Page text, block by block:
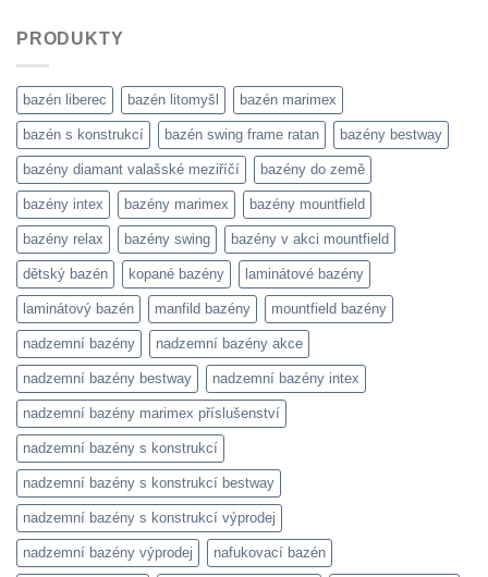
PRODUKTY
bazén liberec bazén litomyšl bazén marimex
bazén s konstrukcí bazén swing frame ratan bazény bestway
bazény diamant valašské meziříčí bazény do země
bazény intex bazény marimex bazény mountfield
bazény relax bazény swing bazény v akci mountfield
dětský bazén kopané bazény laminátové bazény
laminátový bazén manfild bazény mountfield bazény
nadzemní bazény nadzemní bazény akce
nadzemní bazény bestway nadzemní bazény intex
nadzemní bazény marimex příslušenství
nadzemní bazény s konstrukcí
nadzemní bazény s konstrukcí bestway
nadzemní bazény s konstrukcí výprodej
nadzemní bazény výprodej nafukovací bazén